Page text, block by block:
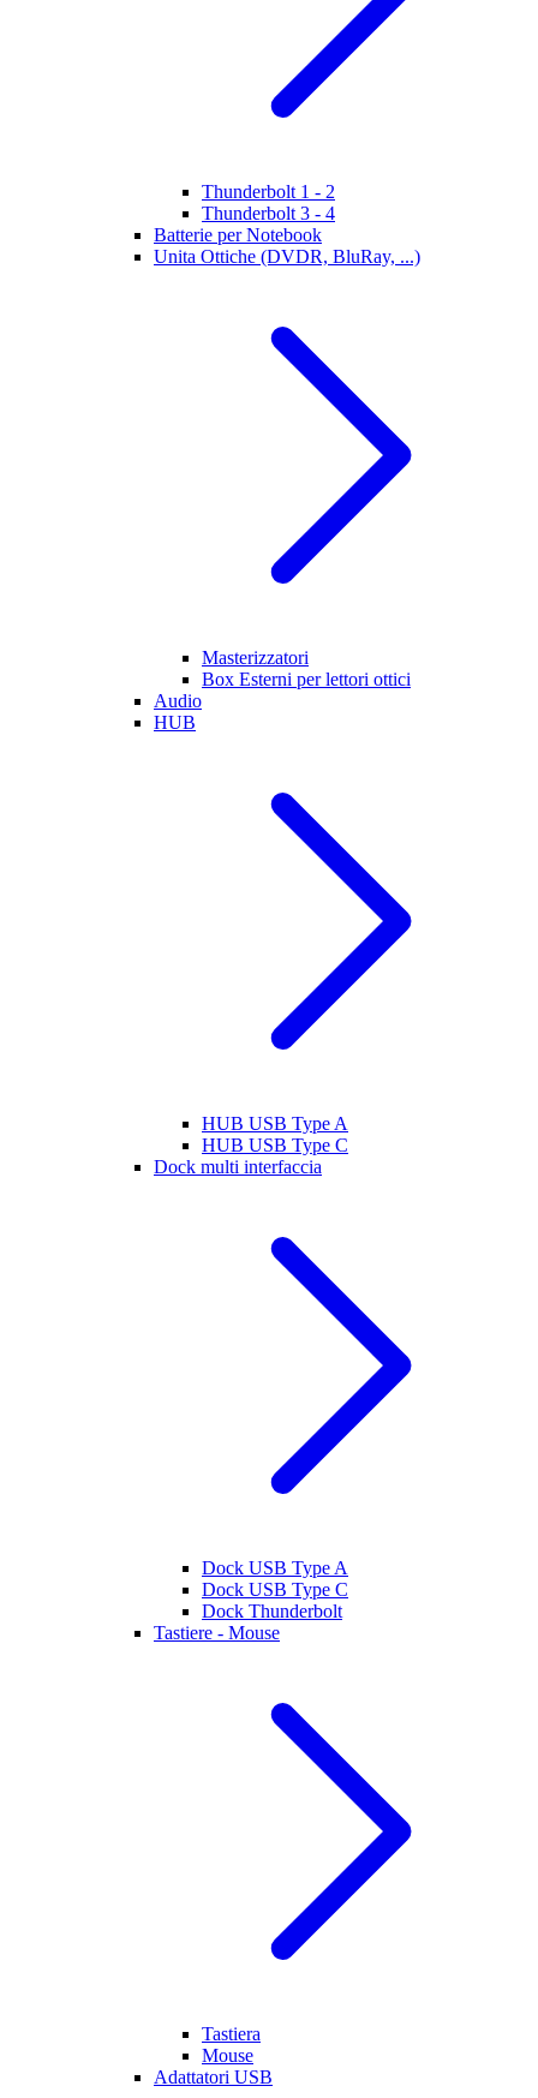
Thunderbolt 1 - 2
Thunderbolt 3 - 4
Batterie per Notebook
Unita Ottiche (DVDR, BluRay, ...)
Masterizzatori
Box Esterni per lettori ottici
Audio
HUB
HUB USB Type A
HUB USB Type C
Dock multi interfaccia
Dock USB Type A
Dock USB Type C
Dock Thunderbolt
Tastiere - Mouse
Tastiera
Mouse
Adattatori USB